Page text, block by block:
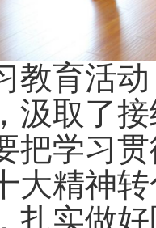
育活动
汲取了
把学习
大精神
扎实做